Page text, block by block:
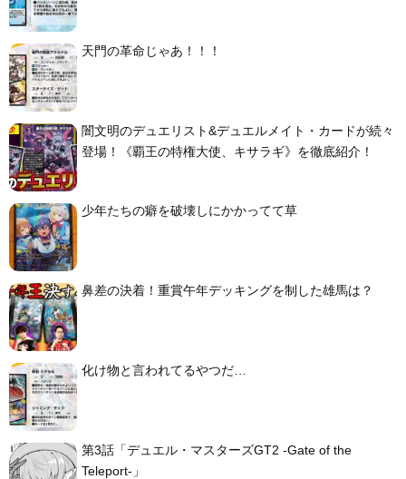
天門の革命じゃあ！！！
闇文明のデュエリスト&デュエルメイト・カードが続々
登場！《覇王の特権大使、キサラギ》を徹底紹介！
少年たちの癖を破壊しにかかってて草
鼻差の決着！重賞午年デッキングを制した雄馬は？
化け物と言われてるやつだ…
第3話「デュエル・マスターズGT2 -Gate of the
Teleport-」